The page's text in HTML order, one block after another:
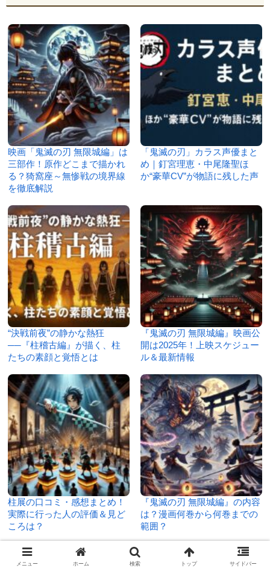
映画「鬼滅の刃 無限城編」は
三部作！原作どこまで描かれ
る？猗窩座～無惨戦の境界線
を徹底解説
「鬼滅の刃」カラス声優まと
め｜釘宮理恵・中尾隆聖ほ
か“豪華CV”が物語に残した声
“決戦前夜”の静かな熱狂
──『柱稽古編』が描く、柱
たちの素顔と覚悟とは
『鬼滅の刃 無限城編』映画公
開は2025年！上映スケジュー
ル＆最新情報
柱展の口コミ・感想まとめ！
実際に行った人の評価＆見ど
ころは？
『鬼滅の刃 無限城編』の内容
は？漫画何巻から何巻までの
範囲？
メニュー ホーム 検索 トップ サイドバー